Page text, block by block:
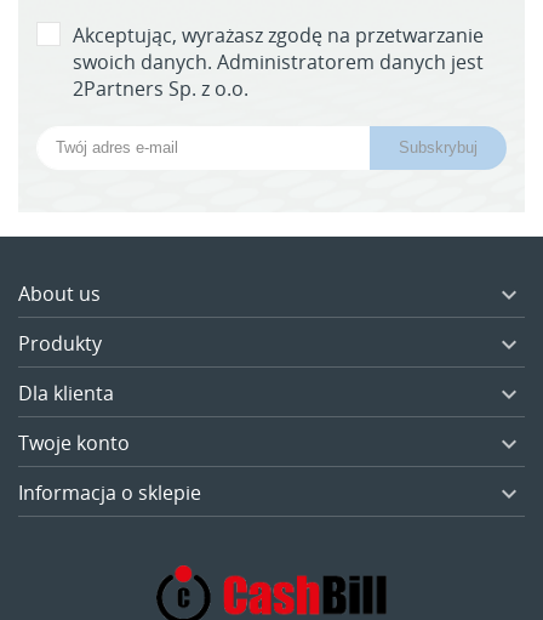
Akceptując, wyrażasz zgodę na przetwarzanie
swoich danych. Administratorem danych jest
2Partners Sp. z o.o.
About us 
Produkty 
Dla klienta 
Twoje konto 
Informacja o sklepie 